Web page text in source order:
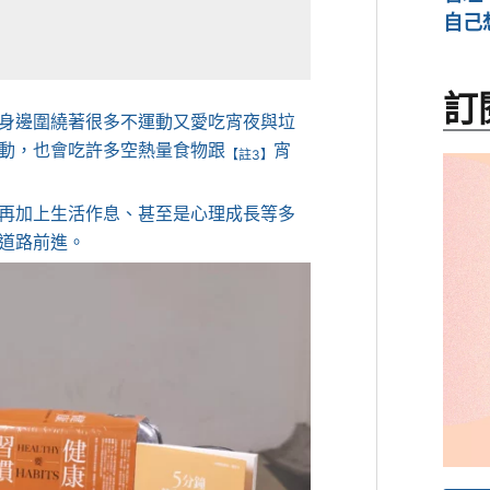
邊圍繞著很多不運動又愛吃宵夜與垃
，也會吃許多空熱量食物跟 【註3】 宵
加上生活作息、甚至是心理成長等多
路前進。
自己
訂